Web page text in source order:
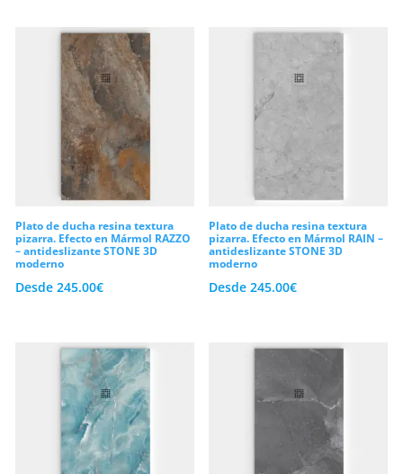
Plato de ducha resina textura
pizarra. Efecto en Mármol RAZZO
– antideslizante STONE 3D
moderno
Desde 245.00€
Plato de ducha resina textura
pizarra. Efecto en Mármol RAIN –
antideslizante STONE 3D
moderno
Desde245.00€